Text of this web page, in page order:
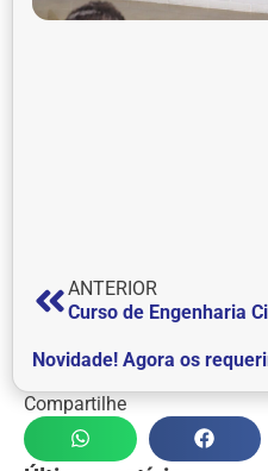
ANTERIOR
Compartilhe